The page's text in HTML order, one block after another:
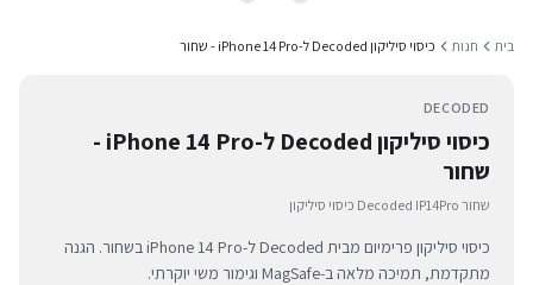
בית חנות כיסוי סיליקון Decoded ל-iPhone 14 Pro - שחור
DECODED
כיסוי סיליקון Decoded ל-iPhone 14 Pro -
שחור
כיסוי סיליקון Decoded IP14Pro שחור
כיסוי סיליקון פרימיום מבית Decoded ל-iPhone 14 Pro בשחור. הגנה
מתקדמת, תמיכה מלאה ב-MagSafe וגימור משי יוקרתי.